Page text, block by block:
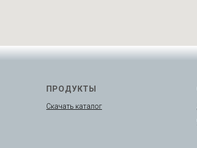
ПРОДУКТЫ
Скачать каталог